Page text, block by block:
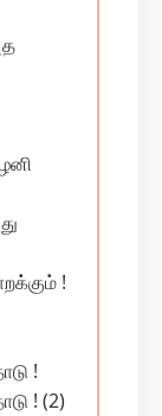
!
!
! (2)